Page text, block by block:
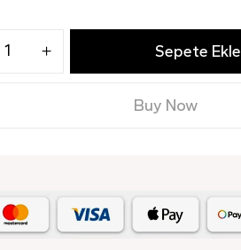
Sepete Ekle
Buy Now